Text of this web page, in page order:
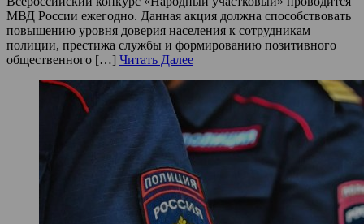
МВД России ежегодно. Данная акция должна способствовать
повышению уровня доверия населения к сотрудникам
полиции, престижа службы и формированию позитивного
общественного […] Читать Далее